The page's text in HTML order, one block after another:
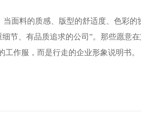
面料的质感、版型的舒适度、色彩的
节、有品质追求的公司”。那些愿意在
作服，而是行走的企业形象说明书。